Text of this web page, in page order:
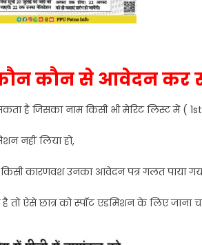
कौन कौन से आवेदन कर
है जिसका नाम किसी भी मेरिट लिस्ट में (
नहीं लिया हो,
किसी कारणवश उनका आवेदन पत्र गलत पाया
तो ऐसे छात्र को स्पॉट एडमिशन के लिए जाना